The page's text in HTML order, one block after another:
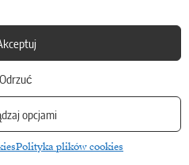
Odrzuć
opcjami
Polityka plików cookies